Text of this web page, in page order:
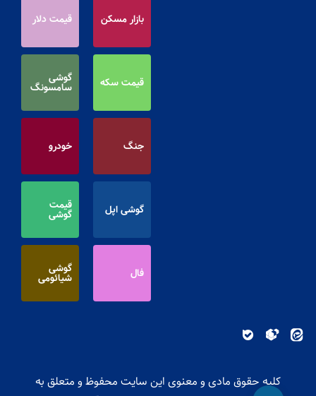
بازار مسکن قیمت دلار
قیمت سکه گوشی
سامسونگ
جنگ خودرو
گوشی اپل قیمت
گوشی
فال گوشی
شیائومی
کلیه حقوق مادی و معنوی این سایت محفوظ و متعلق به